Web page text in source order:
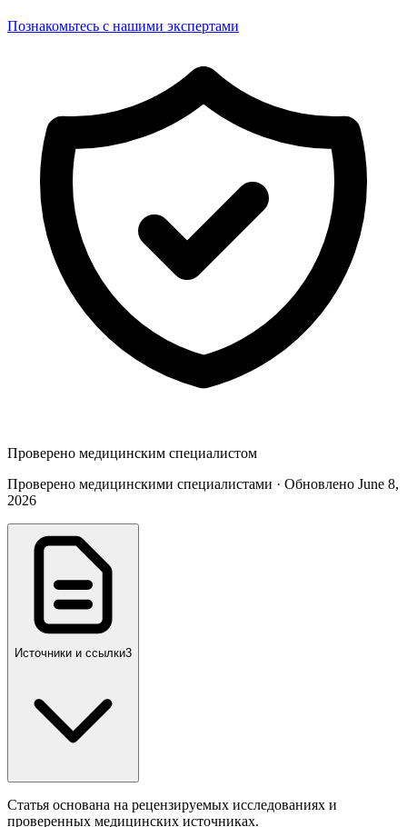
Познакомьтесь с нашими экспертами
Проверено медицинским специалистом
Проверено медицинскими специалистами · Обновлено June 8,
2026
Источники и ссылки3
Статья основана на рецензируемых исследованиях и
проверенных медицинских источниках.